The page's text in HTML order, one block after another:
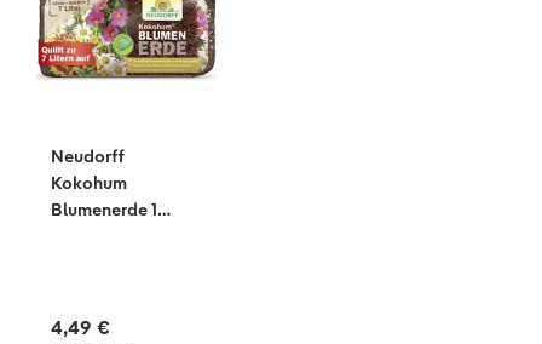
Neudorff
Kokohum
Blumenerde 1
4,49 €